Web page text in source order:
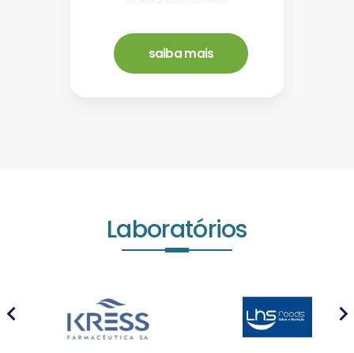
saiba mais
Laboratórios
prev next